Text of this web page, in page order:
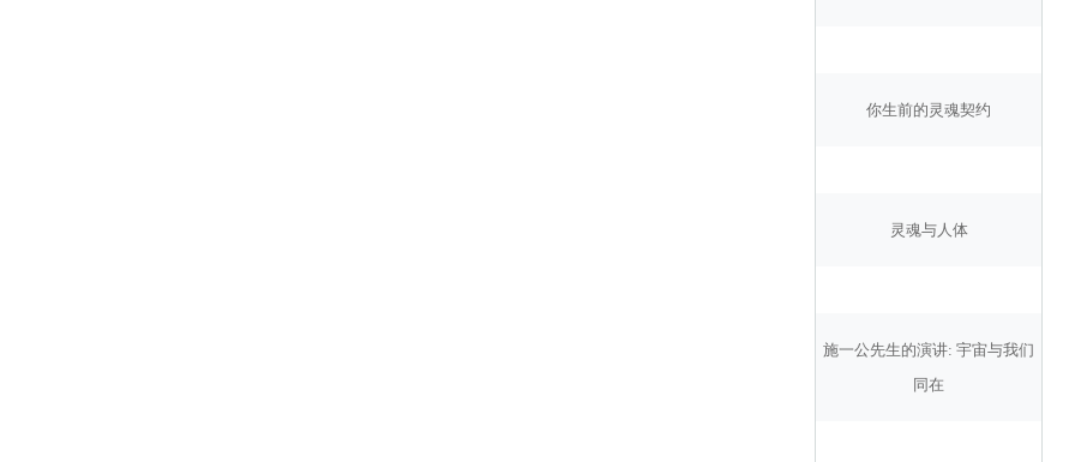
你生前的灵魂契约
灵魂与人体
施一公先生的演讲: 宇宙与我们
同在